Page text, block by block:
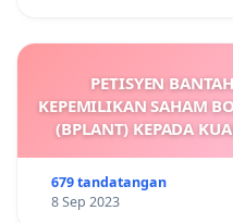
PETISYEN
KEPEMILIKAN SAHAM
(BPLANT) KEPADA
679 tandatangan
8 Sep 2023